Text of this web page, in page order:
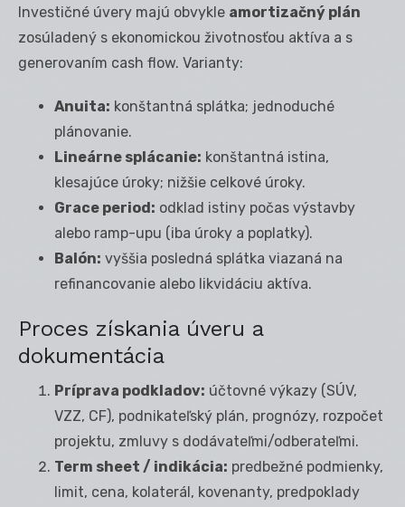
Investičné úvery majú obvykle amortizačný plán
zosúladený s ekonomickou životnosťou aktíva a s
generovaním cash flow. Varianty:
Anuita: konštantná splátka; jednoduché
plánovanie.
Lineárne splácanie: konštantná istina,
klesajúce úroky; nižšie celkové úroky.
Grace period: odklad istiny počas výstavby
alebo ramp-upu (iba úroky a poplatky).
Balón: vyššia posledná splátka viazaná na
refinancovanie alebo likvidáciu aktíva.
Proces získania úveru a
dokumentácia
Príprava podkladov: účtovné výkazy (SÚV,
VZZ, CF), podnikateľský plán, prognózy, rozpočet
projektu, zmluvy s dodávateľmi/odberateľmi.
Term sheet / indikácia: predbežné podmienky,
limit, cena, kolaterál, kovenanty, predpoklady